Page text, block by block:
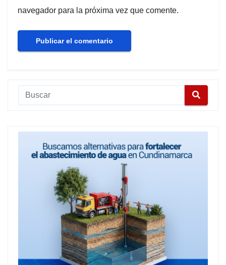
navegador para la próxima vez que comente.